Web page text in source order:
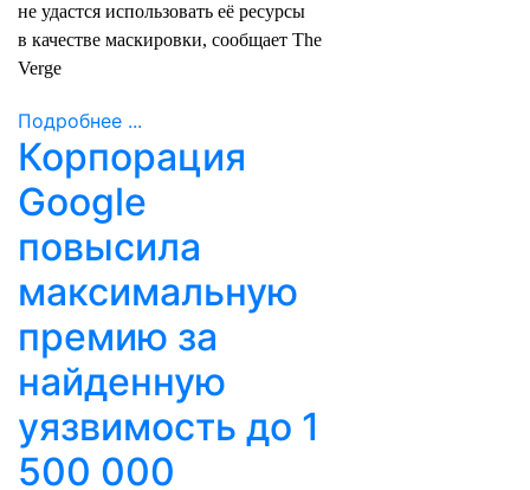
не удастся использовать её ресурсы
в качестве маскировки, сообщает The
Verge
Подробнее ...
Корпорация
Google
повысила
максимальную
премию за
найденную
уязвимость до 1
500 000